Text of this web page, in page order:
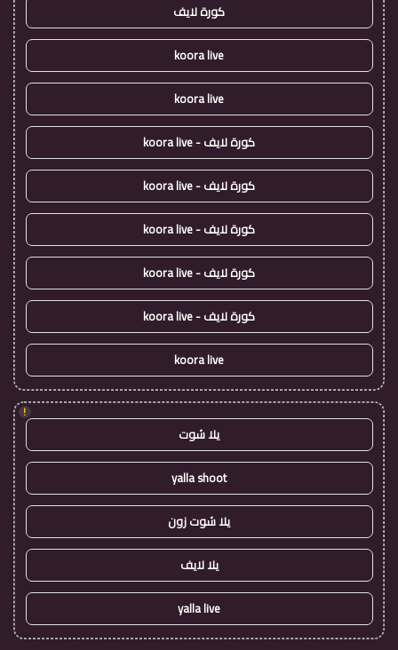
كورة لايف
koora live
koora live
كورة لايف - koora live
كورة لايف - koora live
كورة لايف - koora live
كورة لايف - koora live
كورة لايف - koora live
koora live
!
يلا شوت
yalla shoot
يلا شوت زون
يلا لايف
yalla live